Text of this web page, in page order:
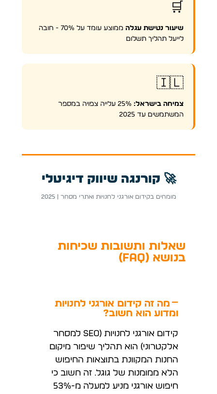
🛒
שיעור נטישת עגלה
ממוצע עומד על 70% - חובה
לייעל תהליך תשלום
🇮🇱
צמיחה בישראל:
25% עלייה צפויה במספר
המשתמשים עד 2025
🚀 קורנגה שיווק דיגיטלי
מומחים בקידום אורגני לחנויות ואתרי מסחר | 2025
שאלות ותשובות שכיחות
בנושא (FAQ)
מה זה קידום אורגני לחנויות
ומדוע הוא חשוב?
קידום אורגני לחנויות (SEO למסחר
אלקטרוני) הוא תהליך שיפור מיקום
החנות המקוונת בתוצאות החיפוש
הלא ממומנות של גוגל. זה חשוב כי
חיפוש אורגני מניע למעלה מ-53%